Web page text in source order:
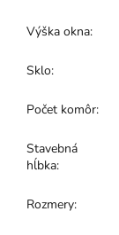
Výška okna:
Sklo:
Počet komôr:
Stavebná
hĺbka:
Rozmery: